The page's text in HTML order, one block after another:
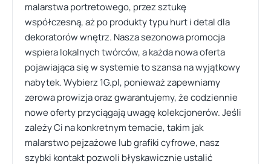
malarstwa portretowego, przez sztukę
współczesną, aż po produkty typu hurt i detal dla
dekoratorów wnętrz. Nasza sezonowa promocja
wspiera lokalnych twórców, a każda nowa oferta
pojawiająca się w systemie to szansa na wyjątkowy
nabytek. Wybierz 1G.pl, ponieważ zapewniamy
zerowa prowizja oraz gwarantujemy, że codziennie
nowe oferty przyciągają uwagę kolekcjonerów. Jeśli
zależy Ci na konkretnym temacie, takim jak
malarstwo pejzażowe lub grafiki cyfrowe, nasz
szybki kontakt pozwoli błyskawicznie ustalić